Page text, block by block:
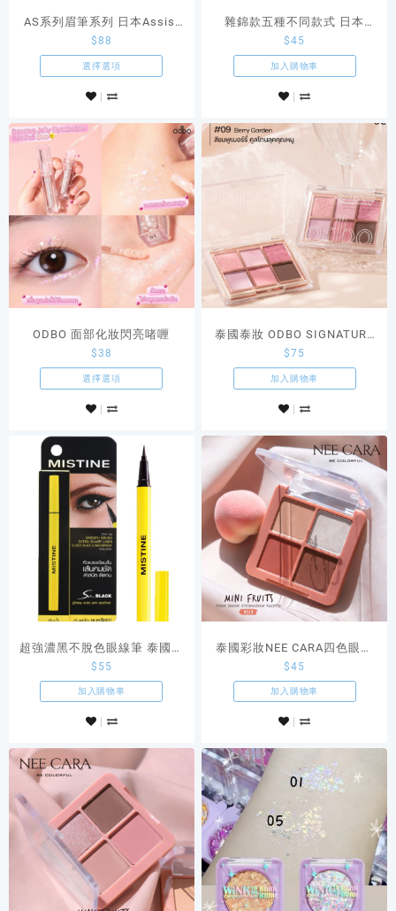
AS系列眉筆系列 日本Assist
原創Cosplay商品
$88
選擇選項
雜錦款五種不同款式 日本
Classe單面網狀雙眼皮貼
$45
加入購物車
ODBO 面部化妝閃亮啫喱
$38
選擇選項
泰國泰妝 ODBO SIGNATURE
EYESHADOW PALETTE 09色
$75
加入購物車
超強濃黑不脫色眼線筆 泰國泰
妝MISTINE So Black
EYELINER
$ 55
加入購物車
泰國彩妝NEE CARA四色眼影
Mini Fuits 橘色系02 #Peach
$45
加入購物車